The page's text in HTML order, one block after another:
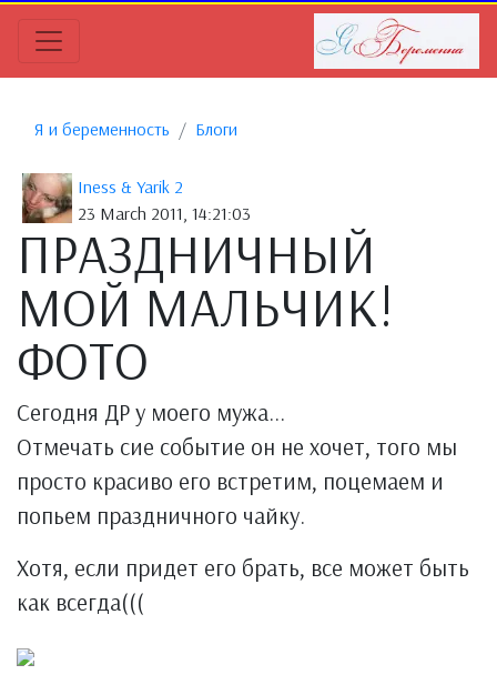
Я и беременность Блоги
Iness & Yarik 2
23 March 2011, 14:21:03
ПРАЗДНИЧНЫЙ
МОЙ МАЛЬЧИК!
ФОТО
Сегодня ДР у моего мужа...
Отмечать сие событие он не хочет, того мы
просто красиво его встретим, поцемаем и
попьем праздничного чайку.
Хотя, если придет его брать, все может быть
как всегда(((